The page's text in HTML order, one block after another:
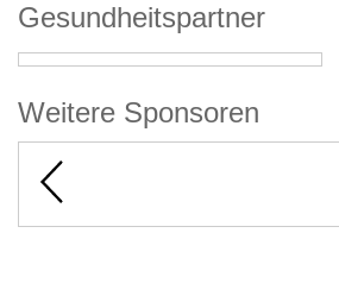
Gesundheitspartner
Weitere Sponsoren